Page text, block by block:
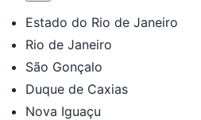
Estado do Rio de Janeiro
Rio de Janeiro
São Gonçalo
Duque de Caxias
Nova Iguaçu